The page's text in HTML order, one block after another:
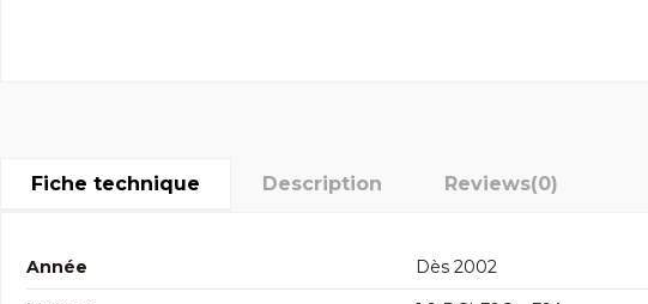
Fiche technique Description Reviews(0)
Année
Dès 2002